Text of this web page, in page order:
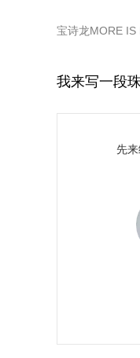
宝诗龙MORE
我来写一段
先来